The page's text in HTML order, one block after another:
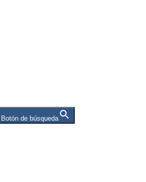
Botón de búsqueda